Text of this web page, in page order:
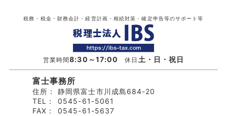
税務・税金・財務会計・経営計画・相続対策・確定申告等のサポート等
営業時間8:30～17:00 休日 土・日・祝日
富士事務所
住所：
静岡県富士市川成島684-20
TEL：
0545-61-5061
FAX：
0545-61-5637